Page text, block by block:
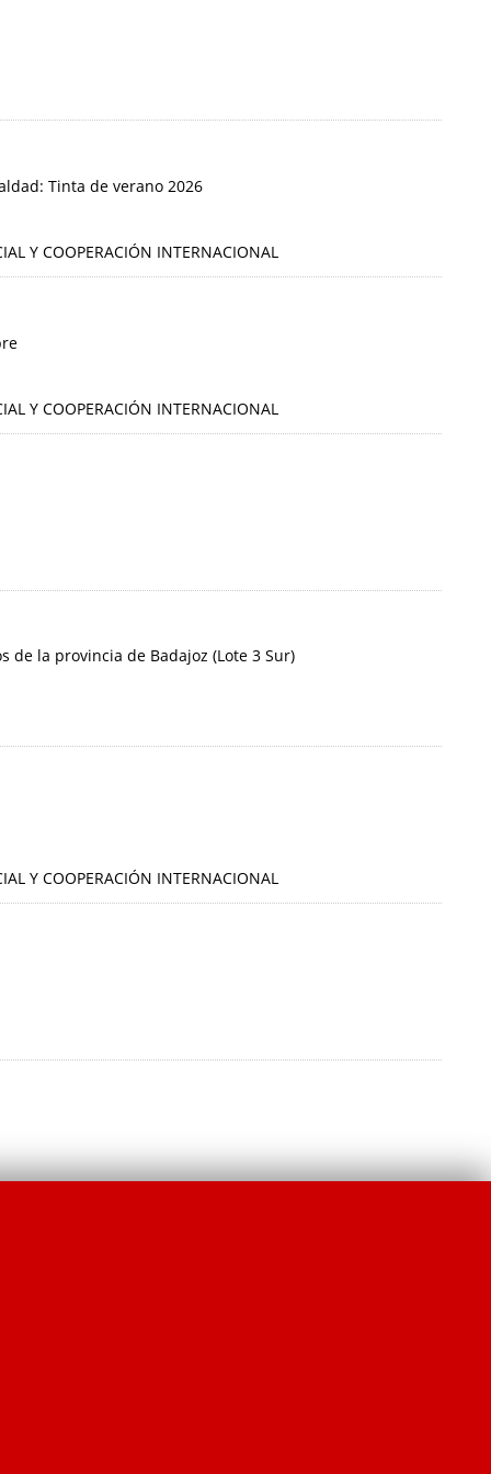
Tinta de verano 2026
Y COOPERACIÓN INTERNACIONAL
Y COOPERACIÓN INTERNACIONAL
la provincia de Badajoz (Lote 3 Sur)
Y COOPERACIÓN INTERNACIONAL